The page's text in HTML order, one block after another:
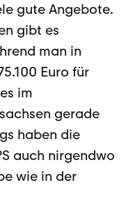
gute Angebote.
gibt es
man in
Euro für
im
gerade
haben die
auch nirgendwo
wie in der